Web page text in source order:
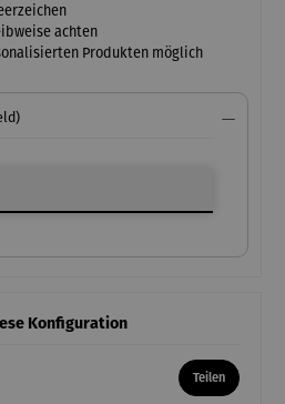
achten
Produkten möglich
Konfiguration
Teilen